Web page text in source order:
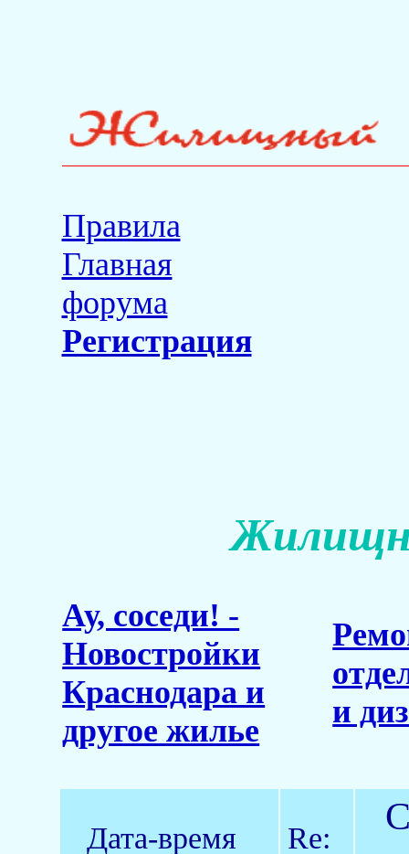
Правила
Главная
форума
Регистрация
Ау, соседи! -
Новостройки
Краснодара и
другое жилье
и
Дата-время Re: